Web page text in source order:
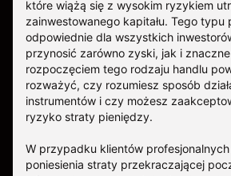
które wiążą się z wysokim ryzykiem
zainwestowanego kapitału. Tego typu
odpowiednie dla wszystkich
przynosić zarówno zyski, jak i
rozpoczęciem tego rodzaju handlu
rozważyć, czy rozumiesz sposób
instrumentów i czy możesz
ryzyko straty pieniędzy.
W przypadku klientów
poniesienia straty przekraczającej